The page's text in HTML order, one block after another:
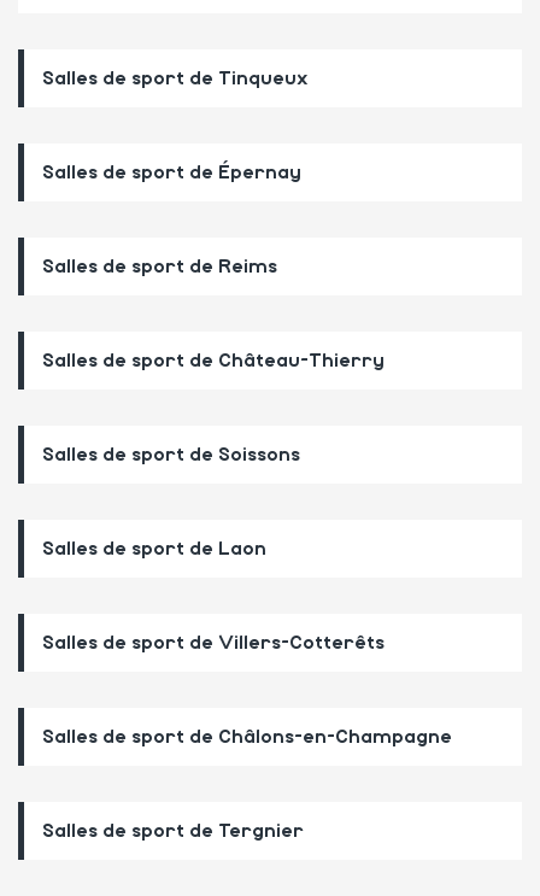
Salles de sport de Tinqueux
Salles de sport de Épernay
Salles de sport de Reims
Salles de sport de Château-Thierry
Salles de sport de Soissons
Salles de sport de Laon
Salles de sport de Villers-Cotterêts
Salles de sport de Châlons-en-Champagne
Salles de sport de Tergnier